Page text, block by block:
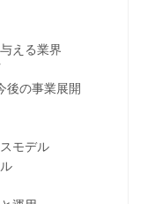
える業界
の事業展開
モデル